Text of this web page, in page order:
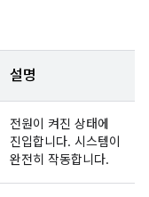
설명
전원이 켜진 상태에
진입합니다. 시스템이
완전히 작동합니다.